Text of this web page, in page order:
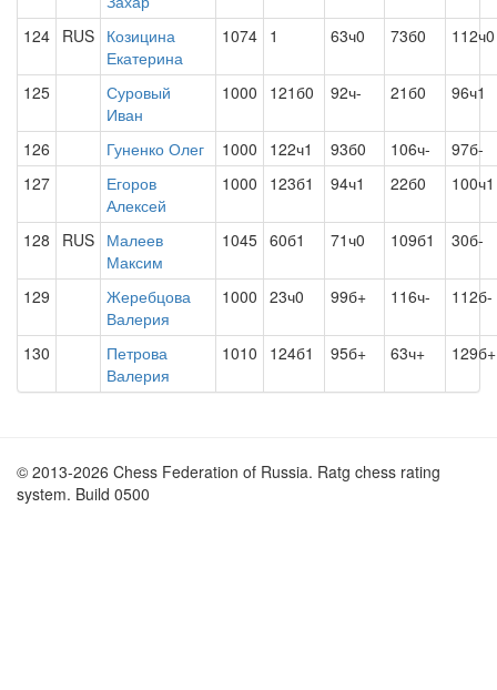
124 RUS Козицина
Екатерина
1074 1 63ч0 73б0 112ч0
125
Суровый
Иван
1000 121б0 92ч- 21б0 96ч1
126 Гуненко Олег 1000 122ч1 93б0 106ч-
97б-
127
Егоров
Алексей
1000 123б1 94ч1 22б0 100ч1
128 RUS Малеев
Максим
1045 60б1 71ч0 109б1 30б-
129
Жеребцова
Валерия
1000 23ч0 99б+ 116ч- 112б-
130
Петрова
Валерия
1010 124б1 95б+ 63ч+ 129б+
© 2013-2026 Chess Federation of Russia. Ratg chess rating
system. Build 0500